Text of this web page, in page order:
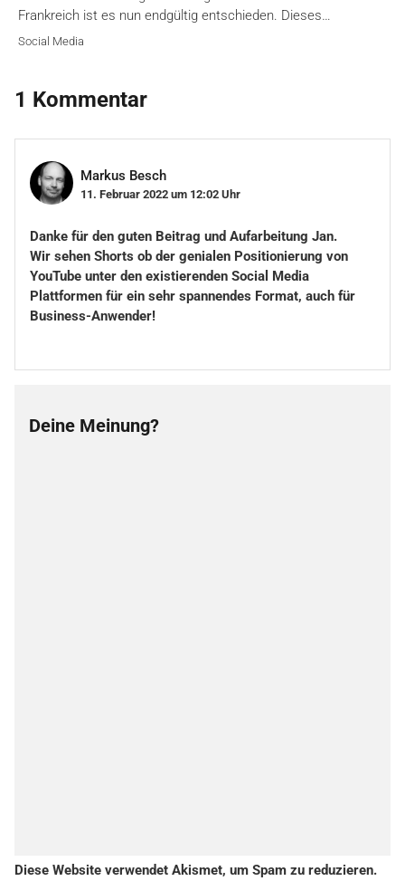
Frankreich ist es nun endgültig entschieden. Dieses…
Social Media
1 Kommentar
Markus Besch
11. Februar 2022 um 12:02 Uhr
Danke für den guten Beitrag und Aufarbeitung Jan.
Wir sehen Shorts ob der genialen Positionierung von
YouTube unter den existierenden Social Media
Plattformen für ein sehr spannendes Format, auch für
Business-Anwender!
Deine Meinung?
Diese Website verwendet Akismet, um Spam zu reduzieren.